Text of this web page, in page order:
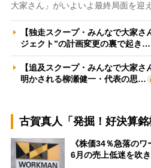
大家さん」がいよいよ最終局面を迎
【独走スクープ・みんなで大家
ジェクト”の計画変更の裏で起き…
【追及スクープ・みんなで大家
明かされる柳瀬健一・代表の思…
古賀真人「発掘！好決算銘
《株価34％急落の
6月の売上低迷を吹